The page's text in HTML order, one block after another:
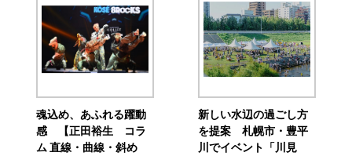
魂込め、あふれる躍動
感 【正田裕生 コラ
ム 直線・曲線・斜め
新しい水辺の過ごし方
を提案 札幌市・豊平
川でイベント「川見